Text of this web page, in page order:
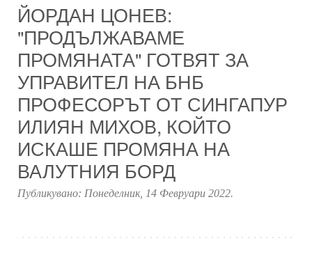
ЙОРДАН ЦОНЕВ:
"ПРОДЪЛЖАВАМЕ
ПРОМЯНАТА" ГОТВЯТ ЗА
УПРАВИТЕЛ НА БНБ
ПРОФЕСОРЪТ ОТ СИНГАПУР
ИЛИЯН МИХОВ, КОЙТО
ИСКАШЕ ПРОМЯНА НА
ВАЛУТНИЯ БОРД
Публикувано: Понеделник, 14 Февруари 2022.